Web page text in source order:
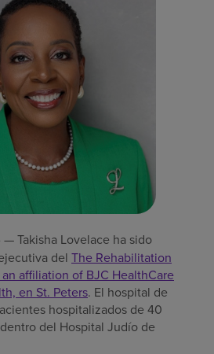
— Takisha Lovelace ha sido
del The Rehabilitation
affiliation of BJC HealthCare
en St. Peters. El hospital de
hospitalizados de 40
del Hospital Judío de